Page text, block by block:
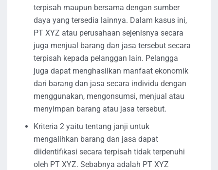
terpisah maupun bersama dengan sumber
daya yang tersedia lainnya. Dalam kasus ini,
PT XYZ atau perusahaan sejenisnya secara
juga menjual barang dan jasa tersebut secara
terpisah kepada pelanggan lain. Pelangga
juga dapat menghasilkan manfaat ekonomik
dari barang dan jasa secara individu dengan
menggunakan, mengonsumsi, menjual atau
menyimpan barang atau jasa tersebut.
Kriteria 2 yaitu tentang janji untuk
mengalihkan barang dan jasa dapat
diidentifikasi secara terpisah tidak terpenuhi
oleh PT XYZ. Sebabnya adalah PT XYZ